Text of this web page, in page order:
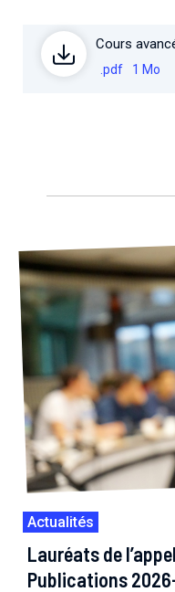
Cours
.pdf 1 Mo
Actualités
Lauréats de
Publications